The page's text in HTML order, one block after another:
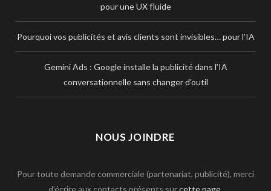
pour une UX fluide
Pourquoi vos publicités et avis clients sont invisibles… pour l’IA
Gemini Ads : Google installe la publicité dans l’IA
conversationnelle sans changer d’outil
NOUS JOINDRE
Pour toute demande commerciale (partenariat, publicité), merci
d’écrire aux contacts présents surcette page